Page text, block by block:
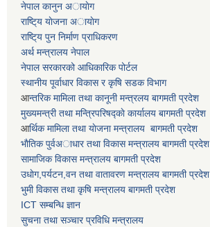
नेपाल कानुन अायाेग
राष्टि्य याेजना अायाेग
राष्टि्य पुन निर्माण प्राधिकरण
अर्थ मन्त्रालय नेपाल
नेपाल सरकारको आधिकारिक पोर्टल
स्थानीय पूर्वाधार विकास र कृषि सडक विभाग
आन्तरिक मामिला तथा कानूनी मन्त्रलय बागमती प्रदेश
मुख्यमन्त्री तथा मन्त्रिपरिषद्काे कार्यालय बागमती प्रदेश
आर्थिक मामिला तथा याेजना मन्त्रालय बागमती प्रदेश
भाैतिक पुर्वअाधार तथा विकास मन्त्रालय बागमती प्रदेश
सामाजिक विकास मन्त्रालय बागमती प्रदेश
उधाेग,पर्यटन,वन तथा वातावरण मन्त्रालय बागमती प्रदेश
भुमी विकास तथा कृषि मन्त्रालय बागमती प्रदेश
ICT सम्बन्धि ज्ञान
सुचना तथा सञ्चार प्रविधि मन्त्रालय